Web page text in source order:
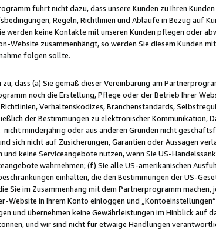
führt nicht dazu, dass unsere Kunden zu Ihren
Regeln, Richtlinien und Abläufe in Bezug auf
werden keine Kontakte mit unseren Kunden pflegen oder
Website zusammenhängt, so werden Sie diesem Kunden
folgen sollte.
zu, dass (a) Sie gemäß dieser Vereinbarung am
noch die Erstellung, Pflege oder der Betrieb Ihrer
Verhaltenskodizes, Branchenstandards,
der Bestimmungen zu elektronischer Kommunikation,
minderjährig oder aus anderen Gründen nicht
sich nicht auf Zusicherungen, Garantien oder Aussagen
keine Serviceangebote nutzen, wenn Sie US-
wahrnehmen; (f) Sie alle US-amerikanischen
einhalten, die den Bestimmungen der US-
Sie im Zusammenhang mit dem Partnerprogramm
Website in Ihrem Konto einloggen und
und übernehmen keine Gewährleistungen im Hinblick auf
und wir sind nicht für etwaige Handlungen